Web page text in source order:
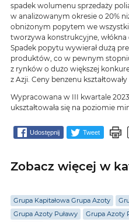
spadek wolumenu sprzedaży
w analizowanym okresie o 20%
obniżonym popytem we
tworzywa konstrukcyjne,
Spadek popytu wywierał dużą
produktów, co w pewnym
z rynków o dużo większej
z Azji. Ceny benzenu
Wypracowana w III kwartale
ukształtowała się na poziomie
Udostępnij Tweet
Zobacz więcej w
Grupa Kapitałowa Grupa Azoty
Grupa Azoty Puławy
Grupa Azoty